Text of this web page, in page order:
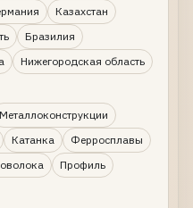
Казахстан
Бразилия
Нижегородская область
Металлоконструкции
Катанка
Ферросплавы
Профиль